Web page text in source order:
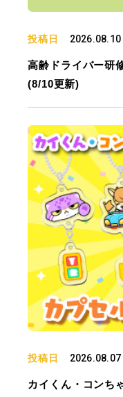
投稿日 2026.08.10
高齢ドライバー研
(8/10更新)
投稿日 2026.08.07
カイくん・コンち